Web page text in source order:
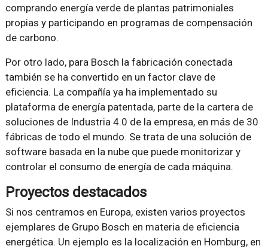
comprando energía verde de plantas patrimoniales
propias y participando en programas de compensación
de carbono.
Por otro lado, para Bosch la fabricación conectada
también se ha convertido en un factor clave de
eficiencia. La compañía ya ha implementado su
plataforma de energía patentada, parte de la cartera de
soluciones de Industria 4.0 de la empresa, en más de 30
fábricas de todo el mundo. Se trata de una solución de
software basada en la nube que puede monitorizar y
controlar el consumo de energía de cada máquina.
Proyectos destacados
Si nos centramos en Europa, existen varios proyectos
ejemplares de Grupo Bosch en materia de eficiencia
energética. Un ejemplo es la localización en Homburg, en